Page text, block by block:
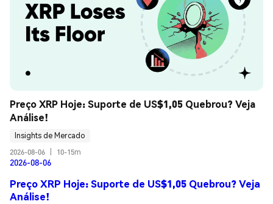
Preço XRP Hoje: Suporte de US$1,05 Quebrou? Veja
Análise!
Insights de Mercado
2026-08-06
10-15m
2026-08-06
Preço XRP Hoje: Suporte de US$1,05 Quebrou? Veja
Análise!